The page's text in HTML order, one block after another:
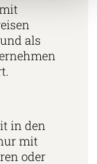
als
in den
mit
oder